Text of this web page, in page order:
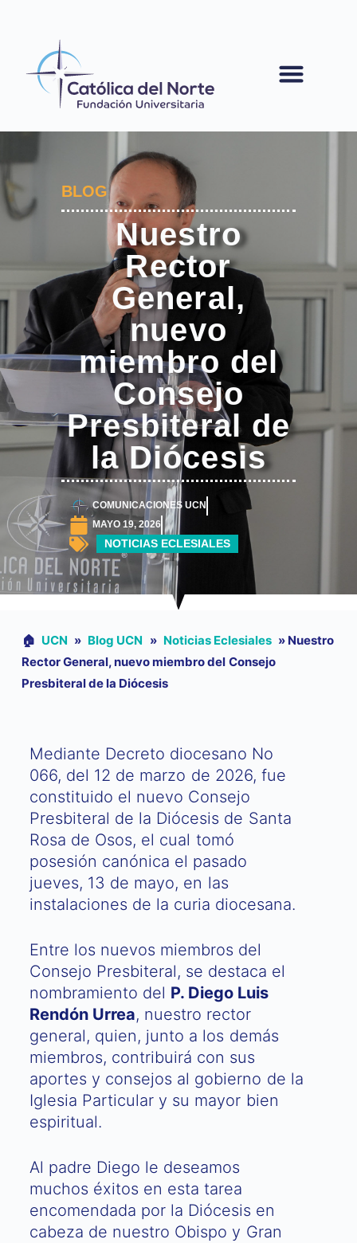
BLOG
Nuestro
Rector
General,
nuevo
miembro del
Consejo
Presbiteral de
la Diócesis
COMUNICACIONES UCN
MAYO 19, 2026
NOTICIAS ECLESIALES
🏠︎ UCN » Blog UCN » Noticias Eclesiales » Nuestro
Rector General, nuevo miembro del Consejo
Presbiteral de la Diócesis
Mediante Decreto diocesano No
066, del 12 de marzo de 2026, fue
constituido el nuevo Consejo
Presbiteral de la Diócesis de Santa
Rosa de Osos, el cual tomó
posesión canónica el pasado
jueves, 13 de mayo, en las
instalaciones de la curia diocesana.
Entre los nuevos miembros del
Consejo Presbiteral, se destaca el
nombramiento del P. Diego Luis
Rendón Urrea, nuestro rector
general, quien, junto a los demás
miembros, contribuirá con sus
aportes y consejos al gobierno de la
Iglesia Particular y su mayor bien
espiritual.
Al padre Diego le deseamos
muchos éxitos en esta tarea
encomendada por la Diócesis en
cabeza de nuestro Obispo y Gran